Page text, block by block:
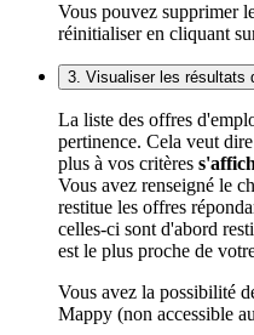
Vous pouvez supprimer
réinitialiser en cliquant
3. Visualiser les résultats
La liste des offres
pertinence. Cela veut
plus à vos critères
Vous avez renseigné le
restitue les offres
celles-ci sont d'abord
est le plus proche de
Vous avez la possibilité
Mappy (non accessible